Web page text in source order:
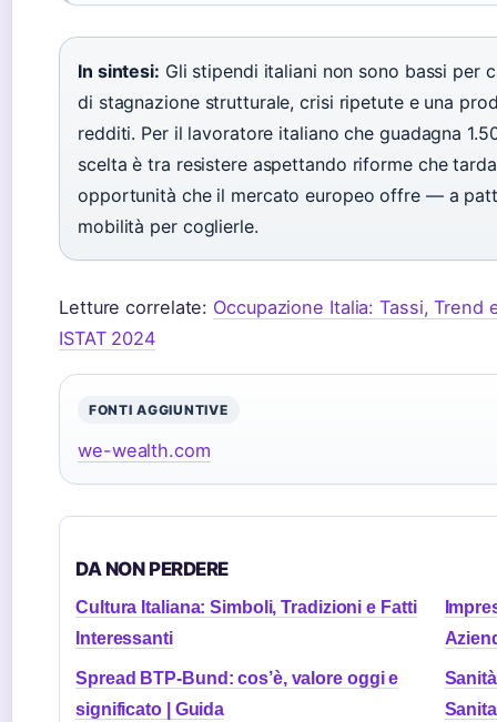
In sintesi: Gli stipendi italiani non sono bassi per
di stagnazione strutturale, crisi ripetute e una
redditi. Per il lavoratore italiano che guadagna
scelta è tra resistere aspettando riforme che
opportunità che il mercato europeo offre — a
mobilità per coglierle.
Letture correlate: Occupazione Italia: Tassi, Trend
ISTAT 2024
FONTI AGGIUNTIVE
we-wealth.com
DA NON PERDERE
Cultura Italiana: Simboli, Tradizioni e Fatti
Interessanti
Spread BTP-Bund: cos’è, valore oggi e
significato | Guida